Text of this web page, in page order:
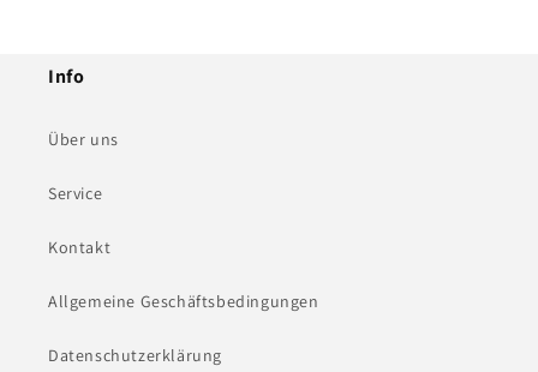
Info
Über uns
Service
Kontakt
Allgemeine Geschäftsbedingungen
Datenschutzerklärung